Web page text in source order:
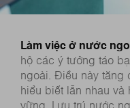
Làm việc ở nước
hộ các ý tưởng táo
ngoài. Điều này tăng
hiểu biết lẫn nhau